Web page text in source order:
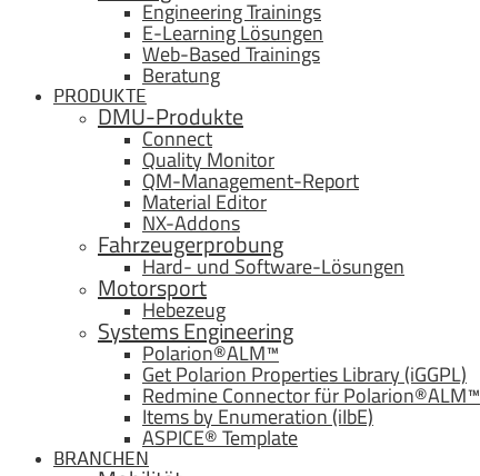
Engineering Trainings
E-Learning Lösungen
Web-Based Trainings
Beratung
PRODUKTE
DMU-Produkte
Connect
Quality Monitor
QM-Management-Report
Material Editor
NX-Addons
Fahrzeugerprobung
Hard- und Software-Lösungen
Motorsport
Hebezeug
Systems Engineering
Polarion®ALM™
Get Polarion Properties Library (iGGPL)
Redmine Connector für Polarion®ALM™
Items by Enumeration (iIbE)
ASPICE® Template
BRANCHEN